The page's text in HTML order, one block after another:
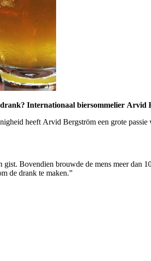
Internationaal biersommelier
heeft Arvid Bergström een grote passie
Bovendien brouwde de mens meer dan
de drank te maken.”